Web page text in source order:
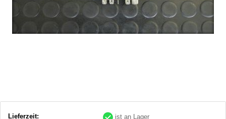
Lieferzeit:
ist an Lager